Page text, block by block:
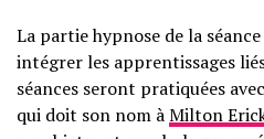
La partie hypnose de la
intégrer les apprentissages
séances seront pratiquées
qui doit son nom àMilton